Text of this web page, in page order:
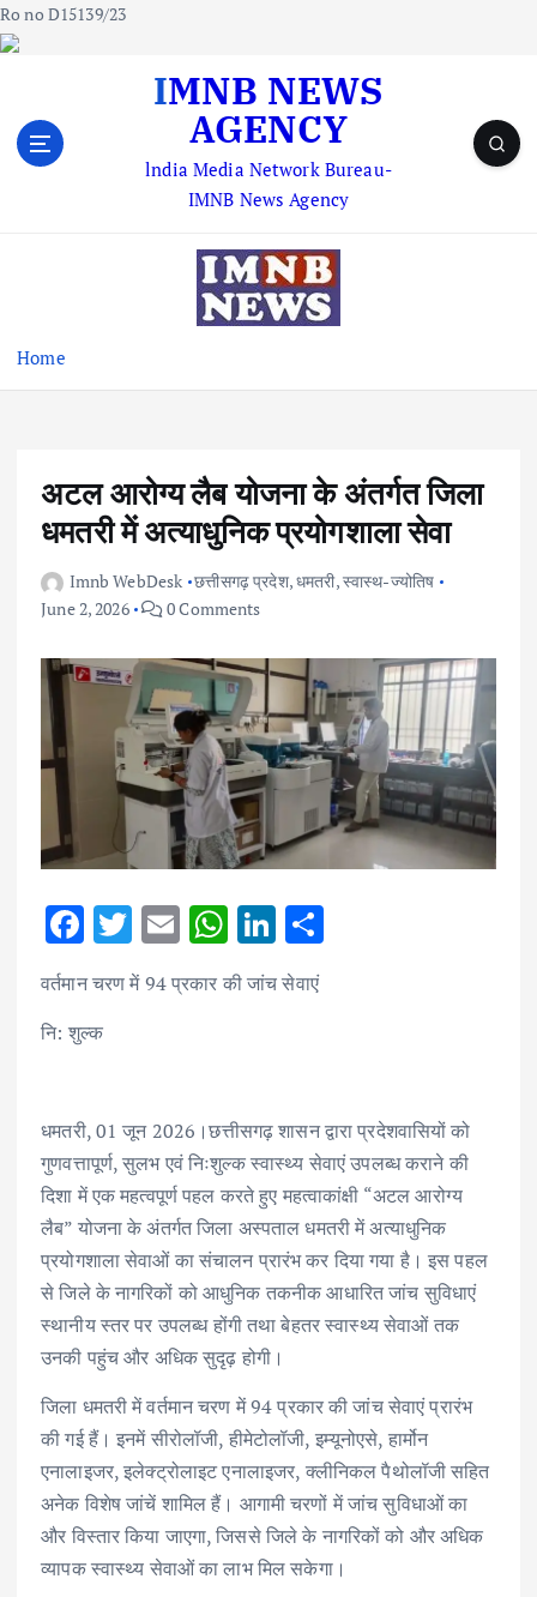
Ro no D15139/23
IMNB NEWS
AGENCY
lndia Media Network Bureau-
IMNB News Agency
Home
अटल आरोग्य लैब योजना के अंतर्गत जिला
धमतरी में अत्याधुनिक प्रयोगशाला सेवा
Imnb WebDesk छत्तीसगढ़ प्रदेश,धमतरी,स्वास्थ-ज्योतिष
June 2, 2026
0 Comments
F
e
b
o
k
T
w
it
E
ai
W
h
at
p
p
Li
n
k
n
वर्तमान चरण में 94 प्रकार की जांच सेवाएं
नि: शुल्क
धमतरी, 01 जून 2026।छत्तीसगढ़ शासन द्वारा प्रदेशवासियों को
गुणवत्तापूर्ण, सुलभ एवं निःशुल्क स्वास्थ्य सेवाएं उपलब्ध कराने की
दिशा में एक महत्वपूर्ण पहल करते हुए महत्वाकांक्षी “अटल आरोग्य
लैब” योजना के अंतर्गत जिला अस्पताल धमतरी में अत्याधुनिक
प्रयोगशाला सेवाओं का संचालन प्रारंभ कर दिया गया है। इस पहल
से जिले के नागरिकों को आधुनिक तकनीक आधारित जांच सुविधाएं
स्थानीय स्तर पर उपलब्ध होंगी तथा बेहतर स्वास्थ्य सेवाओं तक
उनकी पहुंच और अधिक सुदृढ़ होगी।
जिला धमतरी में वर्तमान चरण में 94 प्रकार की जांच सेवाएं प्रारंभ
की गई हैं। इनमें सीरोलॉजी, हीमेटोलॉजी, इम्यूनोएसे, हार्मोन
एनालाइजर, इलेक्ट्रोलाइट एनालाइजर, क्लीनिकल पैथोलॉजी सहित
अनेक विशेष जांचें शामिल हैं। आगामी चरणों में जांच सुविधाओं का
और विस्तार किया जाएगा, जिससे जिले के नागरिकों को और अधिक
व्यापक स्वास्थ्य सेवाओं का लाभ मिल सकेगा।